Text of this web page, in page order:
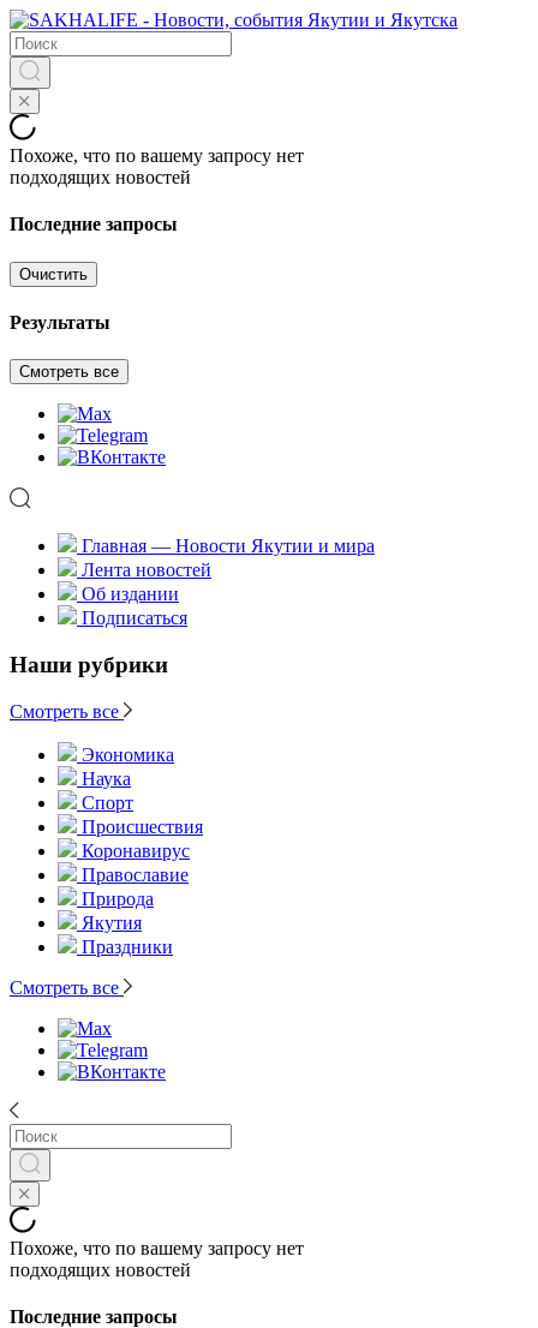
Похоже, что по вашему запросу нет
подходящих новостей
Последние запросы
Очистить
Результаты
Смотреть все
Главная — Новости Якутии и мира
Лента новостей
Об издании
Подписаться
Наши рубрики
Смотреть все
Экономика
Наука
Спорт
Происшествия
Коронавирус
Православие
Природа
Якутия
Праздники
Смотреть все
Похоже, что по вашему запросу нет
подходящих новостей
Последние запросы